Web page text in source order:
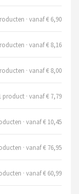
· vanaf € 6,90
· vanaf € 8,16
· vanaf € 8,00
product · vanaf € 7,79
· vanaf € 10,45
· vanaf € 76,95
· vanaf € 60,99